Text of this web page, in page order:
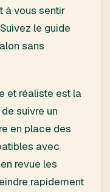
à vous sentir
le guide
sans
et réaliste est la
suivre un
en place des
avec
revue les
rapidement